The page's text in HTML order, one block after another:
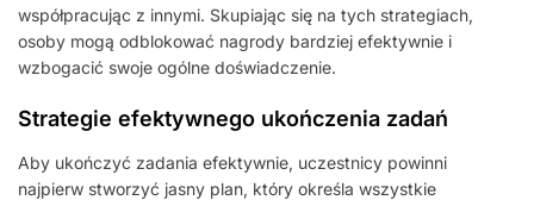
współpracując z innymi. Skupiając się na tych strategiach,
osoby mogą odblokować nagrody bardziej efektywnie i
wzbogacić swoje ogólne doświadczenie.
Strategie efektywnego ukończenia zadań
Aby ukończyć zadania efektywnie, uczestnicy powinni
najpierw stworzyć jasny plan, który określa wszystkie